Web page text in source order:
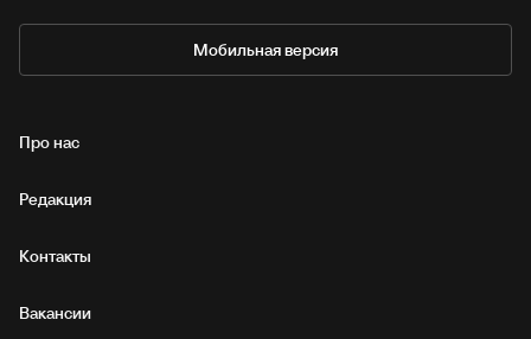
Мобильная версия
Про нас
Редакция
Контакты
Вакансии